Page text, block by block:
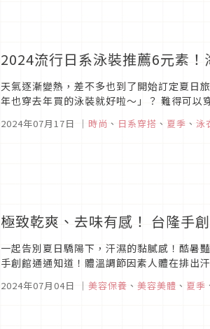
2024流行日系泳裝推薦6元素
天氣逐漸變熱，差不多也到了開始訂定夏日
年也穿去年買的泳裝就好啦～」？ 難得可
2024年07月17日 ｜ 時尚 、 日系穿搭 、 夏季 、 泳
極致乾爽、去味有感！ 台隆手
一起告別夏日驕陽下，汗濕的黏膩感！酷暑
手創館通通知道！體溫調節因素人體在排出
2024年07月04日 ｜ 美容保養 、 美容美體 、 夏季